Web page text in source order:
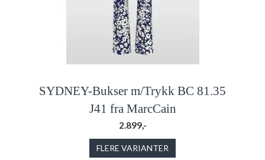
SYDNEY-Bukser m/Trykk BC 81.35
J41 fra MarcCain
2.899,-
FLERE VARIANTER